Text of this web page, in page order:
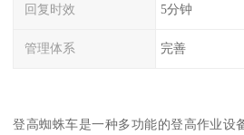
回复时效 5分钟
管理体系 完善
登高蜘蛛车是一种多功能的登高作业设